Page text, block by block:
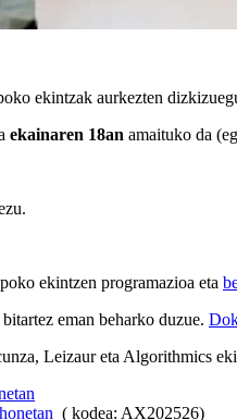
ekintzak aurkezten
ekainaren 18an amaituko da
ekintzen programazioa eta
eman beharko duzue.
Leizaur eta Algorithmics
( kodea: AX202526)